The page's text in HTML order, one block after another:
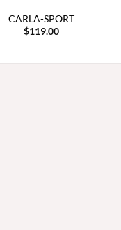
CARLA-SPORT
$119.00